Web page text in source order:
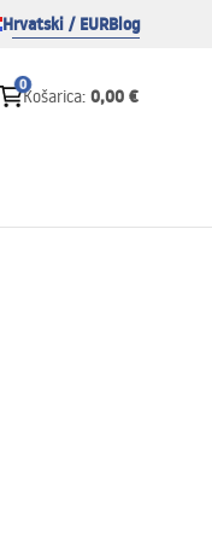
Hrvatski / EURBlog
0
Košarica: 0,00 €